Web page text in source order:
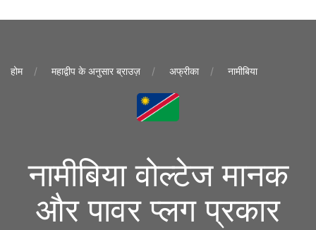
होम महाद्वीप के अनुसार ब्राउज़ अफ्रीका नामीबिया
नामीबिया वोल्टेज मानक
और पावर प्लग प्रकार